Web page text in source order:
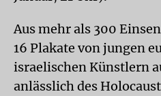
Aus mehr als 300
16 Plakate von jungen
israelischen Künstlern
anlässlich des